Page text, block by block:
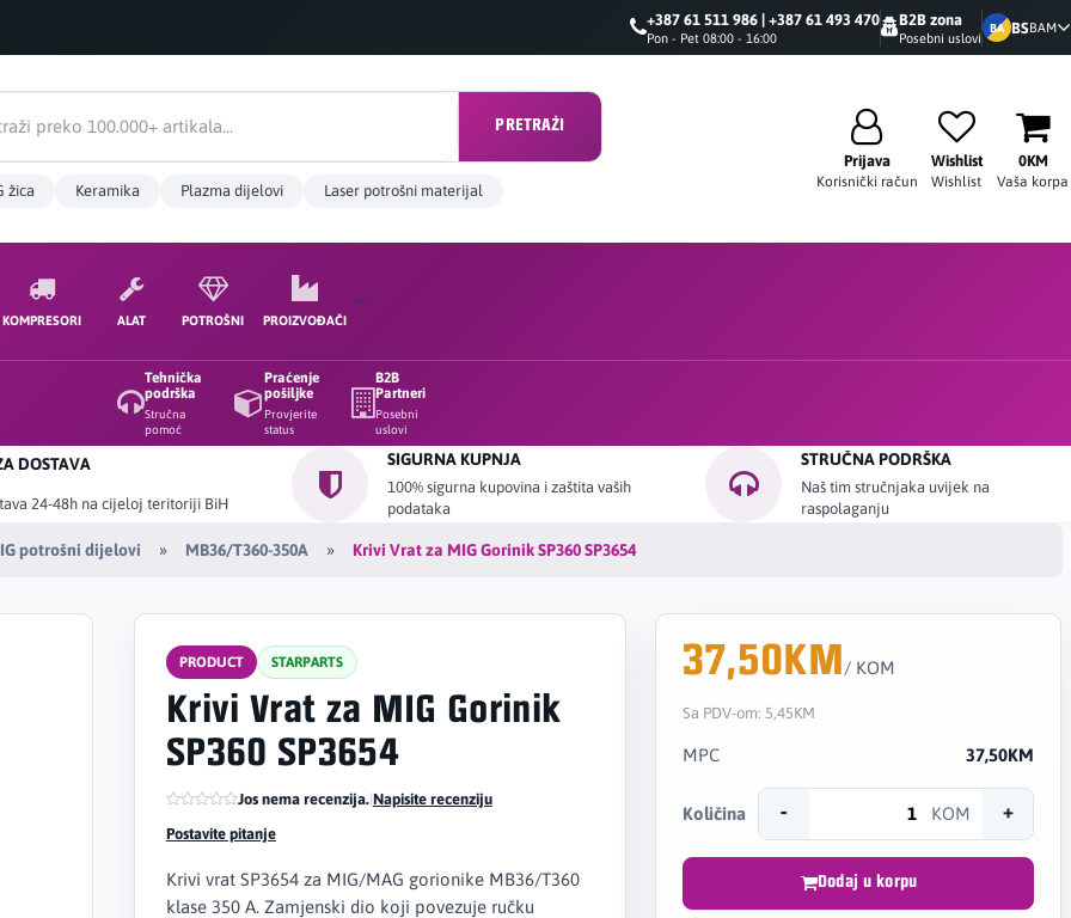
+387 61 511 986 | +387 61 493 470
Pon - Pet 08:00 - 16:00
B2B zona
Posebni uslovi
BA BSBAM
PRETRAŽI
žica Keramika Plazma dijelovi Laser potrošni materijal
Prijava
Korisnički račun
Wishlist
Wishlist
0KM
Vaša korpa
KOMPRESORI ALAT POTROŠNI PROIZVOĐAČI
Tehnička
podrška
Stručna
pomoć
Praćenje
pošiljke
Provjerite
status
B2B
Partneri
Posebni
uslovi
DOSTAVA
24-48h na cijeloj teritoriji BiH
SIGURNA KUPNJA
100% sigurna kupovina i zaštita vaših
podataka
STRUČNA PODRŠKA
Naš tim stručnjaka uvijek na
raspolaganju
potrošni dijelovi MB36/T360-350A Krivi Vrat za MIG Gorinik SP360 SP3654
PRODUCT STARPARTS
Krivi Vrat za MIG Gorinik
SP360 SP3654
Jos nema recenzija.|Napisite recenziju
Postavite pitanje
Krivi vrat SP3654 za MIG/MAG gorionike MB36/T360
klase 350 A. Zamjenski dio koji povezuje ručku
37,50KM/ KOM
Sa PDV-om: 5,45KM
MPC 37,50KM
Količina - KOM +
Dodaj u korpu